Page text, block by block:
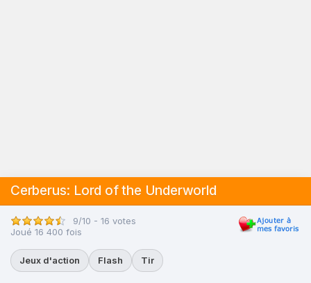
Cerberus: Lord of the Underworld
9/10 - 16 votes
Joué 16 400 fois
Jeux d'action Flash Tir